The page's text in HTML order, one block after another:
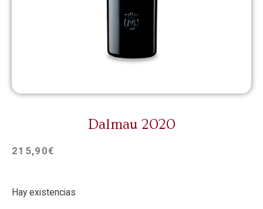
Dalmau 2020
215,90€
Hay existencias